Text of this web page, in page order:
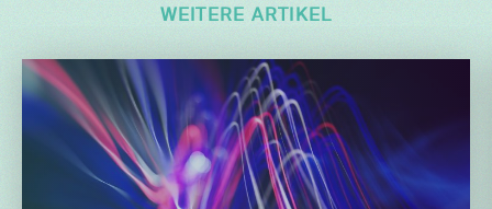
WEITERE ARTIKEL